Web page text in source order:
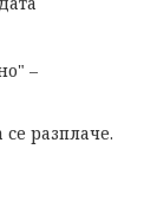
–
разплаче.